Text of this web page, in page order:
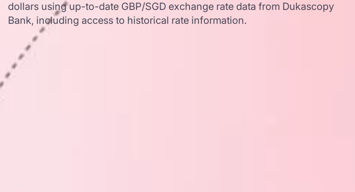
dollars using up-to-date GBP/SGD exchange rate data from Dukascopy
Bank, including access to historical rate information.